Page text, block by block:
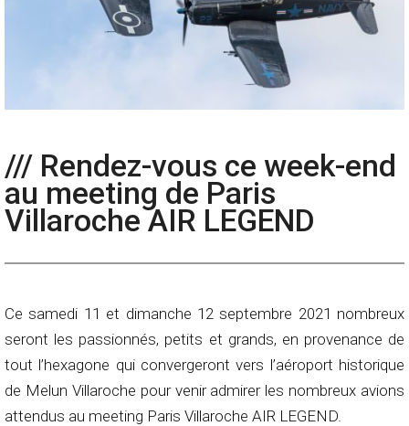
/// Rendez-vous ce week-end
au meeting de Paris
Villaroche AIR LEGEND
Ce samedi 11 et dimanche 12 septembre 2021 nombreux
seront les passionnés, petits et grands, en provenance de
tout l’hexagone qui convergeront vers l’aéroport historique
de Melun Villaroche pour venir admirer les nombreux avions
attendus au meeting Paris Villaroche AIR LEGEND.